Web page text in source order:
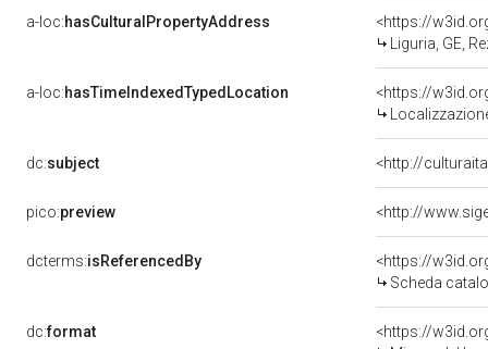
a-loc:hasCulturalPropertyAddress
<https://
Liguria, GE,
a-loc:hasTimeIndexedTypedLocation
<https://
dc:subject <http://
pico:preview
dcterms:isReferencedBy
<https://
Scheda
dc:format
<https://